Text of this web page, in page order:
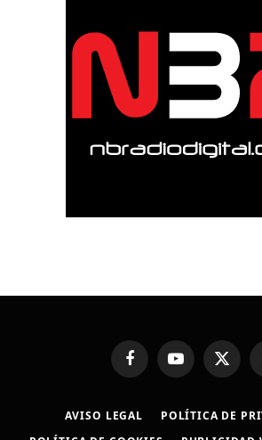
FacebookYouTubeX
AVISO LEGAL
POLÍTICA DE